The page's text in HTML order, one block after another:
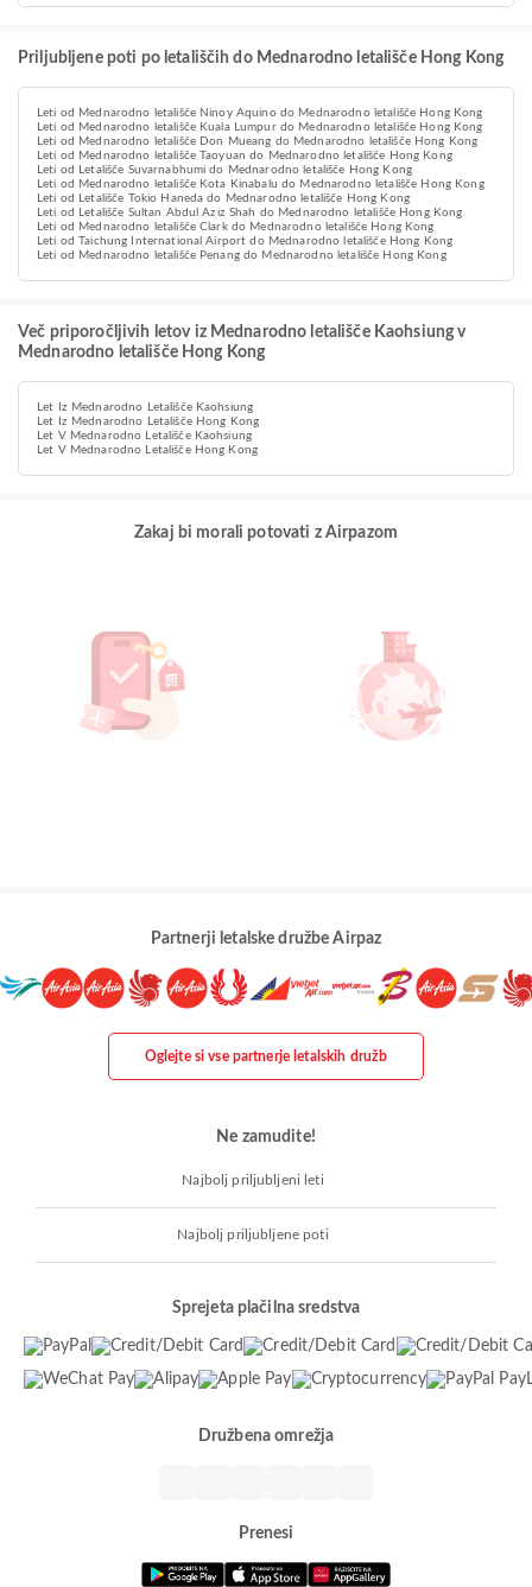
Priljubljene poti po letališčih do Mednarodno letališče Hong Kong
Leti od Mednarodno letališče Ninoy Aquino do Mednarodno letališče Hong Kong
Leti od Mednarodno letališče Kuala Lumpur do Mednarodno letališče Hong Kong
Leti od Mednarodno letališče Don Mueang do Mednarodno letališče Hong Kong
Leti od Mednarodno letališče Taoyuan do Mednarodno letališče Hong Kong
Leti od Letališče Suvarnabhumi do Mednarodno letališče Hong Kong
Leti od Mednarodno letališče Kota Kinabalu do Mednarodno letališče Hong Kong
Leti od Letališče Tokio Haneda do Mednarodno letališče Hong Kong
Leti od Letališče Sultan Abdul Aziz Shah do Mednarodno letališče Hong Kong
Leti od Mednarodno letališče Clark do Mednarodno letališče Hong Kong
Leti od Taichung International Airport do Mednarodno letališče Hong Kong
Leti od Mednarodno letališče Penang do Mednarodno letališče Hong Kong
Več priporočljivih letov iz Mednarodno letališče Kaohsiung v
Mednarodno letališče Hong Kong
Let Iz Mednarodno Letališče Kaohsiung
Let Iz Mednarodno Letališče Hong Kong
Let V Mednarodno Letališče Kaohsiung
Let V Mednarodno Letališče Hong Kong
Zakaj bi morali potovati z Airpazom
Partnerji letalske družbe Airpaz
Oglejte si vse partnerje letalskih družb
Ne zamudite!
Najbolj priljubljeni leti
Najbolj priljubljene poti
Sprejeta plačilna sredstva
Družbena omrežja
Prenesi